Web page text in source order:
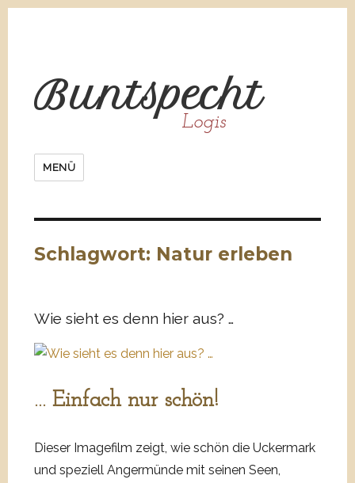
Buntspecht
Logis
MENÜ
Schlagwort: Natur erleben
Wie sieht es denn hier aus? …
… Einfach nur schön!
Dieser Imagefilm zeigt, wie schön die Uckermark
und speziell Angermünde mit seinen Seen,